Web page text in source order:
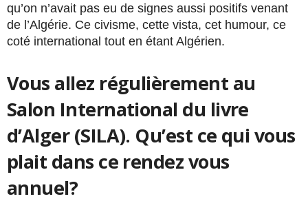
qu’on n’avait pas eu de signes aussi positifs venant
de l’Algérie. Ce civisme, cette vista, cet humour, ce
coté international tout en étant Algérien.
Vous allez régulièrement au
Salon International du livre
d’Alger (SILA). Qu’est ce qui vous
plait dans ce rendez vous
annuel?